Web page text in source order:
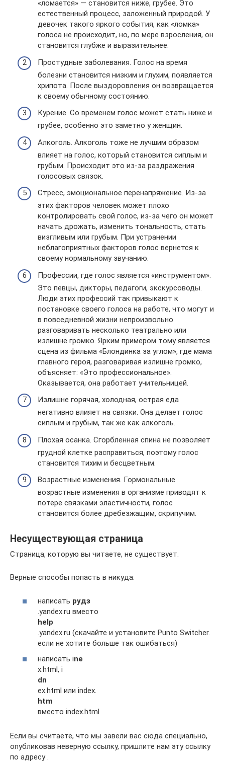
«ломается» — становится ниже, грубее. Это
естественный процесс, заложенный природой. У
девочек такого яркого события, как «ломка»
голоса не происходит, но, по мере взросления, он
становится глубже и выразительнее.
Простудные заболевания. Голос на время
болезни становится низким и глухим, появляется
хрипота. После выздоровления он возвращается
к своему обычному состоянию.
Курение. Со временем голос может стать ниже и
грубее, особенно это заметно у женщин.
Алкоголь. Алкоголь тоже не лучшим образом
влияет на голос, который становится сиплым и
грубым. Происходит это из-за раздражения
голосовых связок.
Стресс, эмоциональное перенапряжение. Из-за
этих факторов человек может плохо
контролировать свой голос, из-за чего он может
начать дрожать, изменить тональность, стать
визгливым или грубым. При устранении
неблагоприятных факторов голос вернется к
своему нормальному звучанию.
Профессии, где голос является «инструментом».
Это певцы, дикторы, педагоги, экскурсоводы.
Люди этих профессий так привыкают к
постановке своего голоса на работе, что могут и
в повседневной жизни непроизвольно
разговаривать несколько театрально или
излишне громко. Ярким примером тому является
сцена из фильма «Блондинка за углом», где мама
главного героя, разговаривая излишне громко,
объясняет: «Это профессиональное».
Оказывается, она работает учительницей.
Излишне горячая, холодная, острая еда
негативно влияет на связки. Она делает голос
сиплым и грубым, так же как алкоголь.
Плохая осанка. Сгорбленная спина не позволяет
грудной клетке расправиться, поэтому голос
становится тихим и бесцветным.
Возрастные изменения. Гормональные
возрастные изменения в организме приводят к
потере связками эластичности, голос
становится более дребезжащим, скрипучим.
Несуществующая страница
Страница, которую вы читаете, не существует.
Верные способы попасть в никуда:
написать рудз
.yandex.ru вместо
help
.yandex.ru (скачайте и установите Punto Switcher.
если не хотите больше так ошибаться)
написать ine
x.html, i
dn
ex.html или index.
htm
вместо index.html
Если вы считаете, что мы завели вас сюда специально,
опубликовав неверную ссылку, пришлите нам эту ссылку
по адресу .